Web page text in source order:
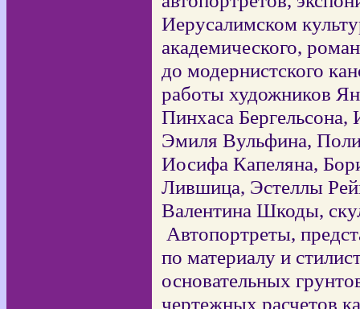
Иерусалимском
академического,
до модернистского
работы художников
Пинхаса
Эмиля Вульфина,
Иосифа Капеляна,
Лившица, Эстеллы
Валентина Шкоды,
Автопортреты,
по материалу и
основательных
чертежных расчетов